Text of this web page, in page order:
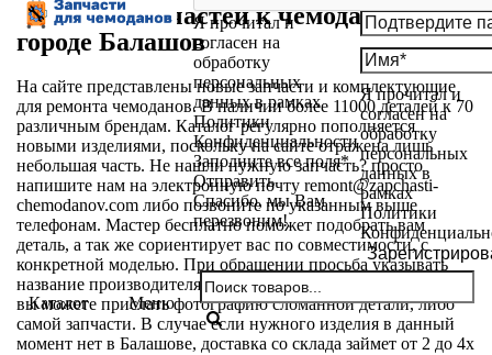
Я прочитал и
согласен на
обработку
персональных
данных в рамках
Политики
Конфиденциальности
Заполните все поля*
Отправить
Спасибо, мы Вам
перезвоним!
Я прочитал и
согласен на
обработку
персональных
данных в
рамках
Политики
Каталог Меню
Магазин запчастей к чемоданам в
городе Балашов
На сайте представлены новые запчасти и комплектующие
для ремонта чемоданов. В наличии более 11000 деталей к 70
различным брендам. Каталог регулярно пополняется
новыми изделиями, поскольку на сайте отражена лишь
небольшая часть. Не нашли нужную запчасть? просто
напишите нам на электронную почту remont@zapchasti-
chemodanov.com либо позвоните по указанным выше
телефонам. Мастер бесплатно поможет подобрать вам
деталь, а так же сориентирует вас по совместимости, с
конкретной моделью. При обращении просьба указывать
название производителя и модели вашего чемодана. Так же
вы можете прислать фотографию сломанной детали, либо
самой запчасти. В случае если нужного изделия в данный
момент нет в Балашове, доставка со склада займет от 2 до 4х